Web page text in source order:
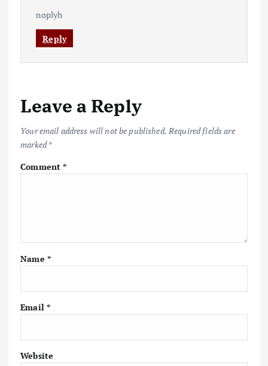
noplyh
Reply
Leave a Reply
Your email address will not be published. Required fields are
marked*
Comment*
Name *
Email *
Website